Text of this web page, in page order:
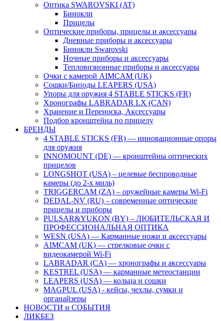
Оптика SWAROVSKI (AT)
Бинокли
Прицелы
Оптические приборы, прицелы и аксессуары
Дневные приборы и аксессуары
Бинокли Swarovski
Ночные приборы и аксессуары
Тепловизионные приборы и аксессуары
Очки с камерой AIMCAM (UK)
Сошки/Биподы LEAPERS (USA)
Упоры для оружия 4 STABLE STICKS (FR)
Хронографы LABRADAR LX (CAN)
Хранение и Переноска, Аксессуары
Подбор кронштейна по прицелу
БРЕНДЫ
4 STABLE STICKS (FR) — инновационные опоры
для оружия
INNOMOUNT (DE) — кронштейны оптических
прицелов
LONGSHOT (USA) – целевые беспроводные
камеры (до 2-х миль)
TRIGGERCAM (ZA) – оружейные камеры Wi-Fi
DEDAL-NV (RU) – современные оптические
прицелы и приборы
PULSAR&YUKON (BY) – ЛЮБИТЕЛЬСКАЯ И
ПРОФЕССИОНАЛЬНАЯ ОПТИКА
WESN (USA) — Карманные ножи и аксессуары
AIMCAM (UK) — стрелковые очки с
видеокамерой Wi-Fi
LABRADAR (CA) — хронографы и аксессуары
KESTREL (USA) — карманные метеостанции
LEAPERS (USA) — кольца и сошки
MAGPUL (USA) - кейсы, чехлы, сумки и
органайзеры
НОВОСТИ и СОБЫТИЯ
ЛИКБЕЗ